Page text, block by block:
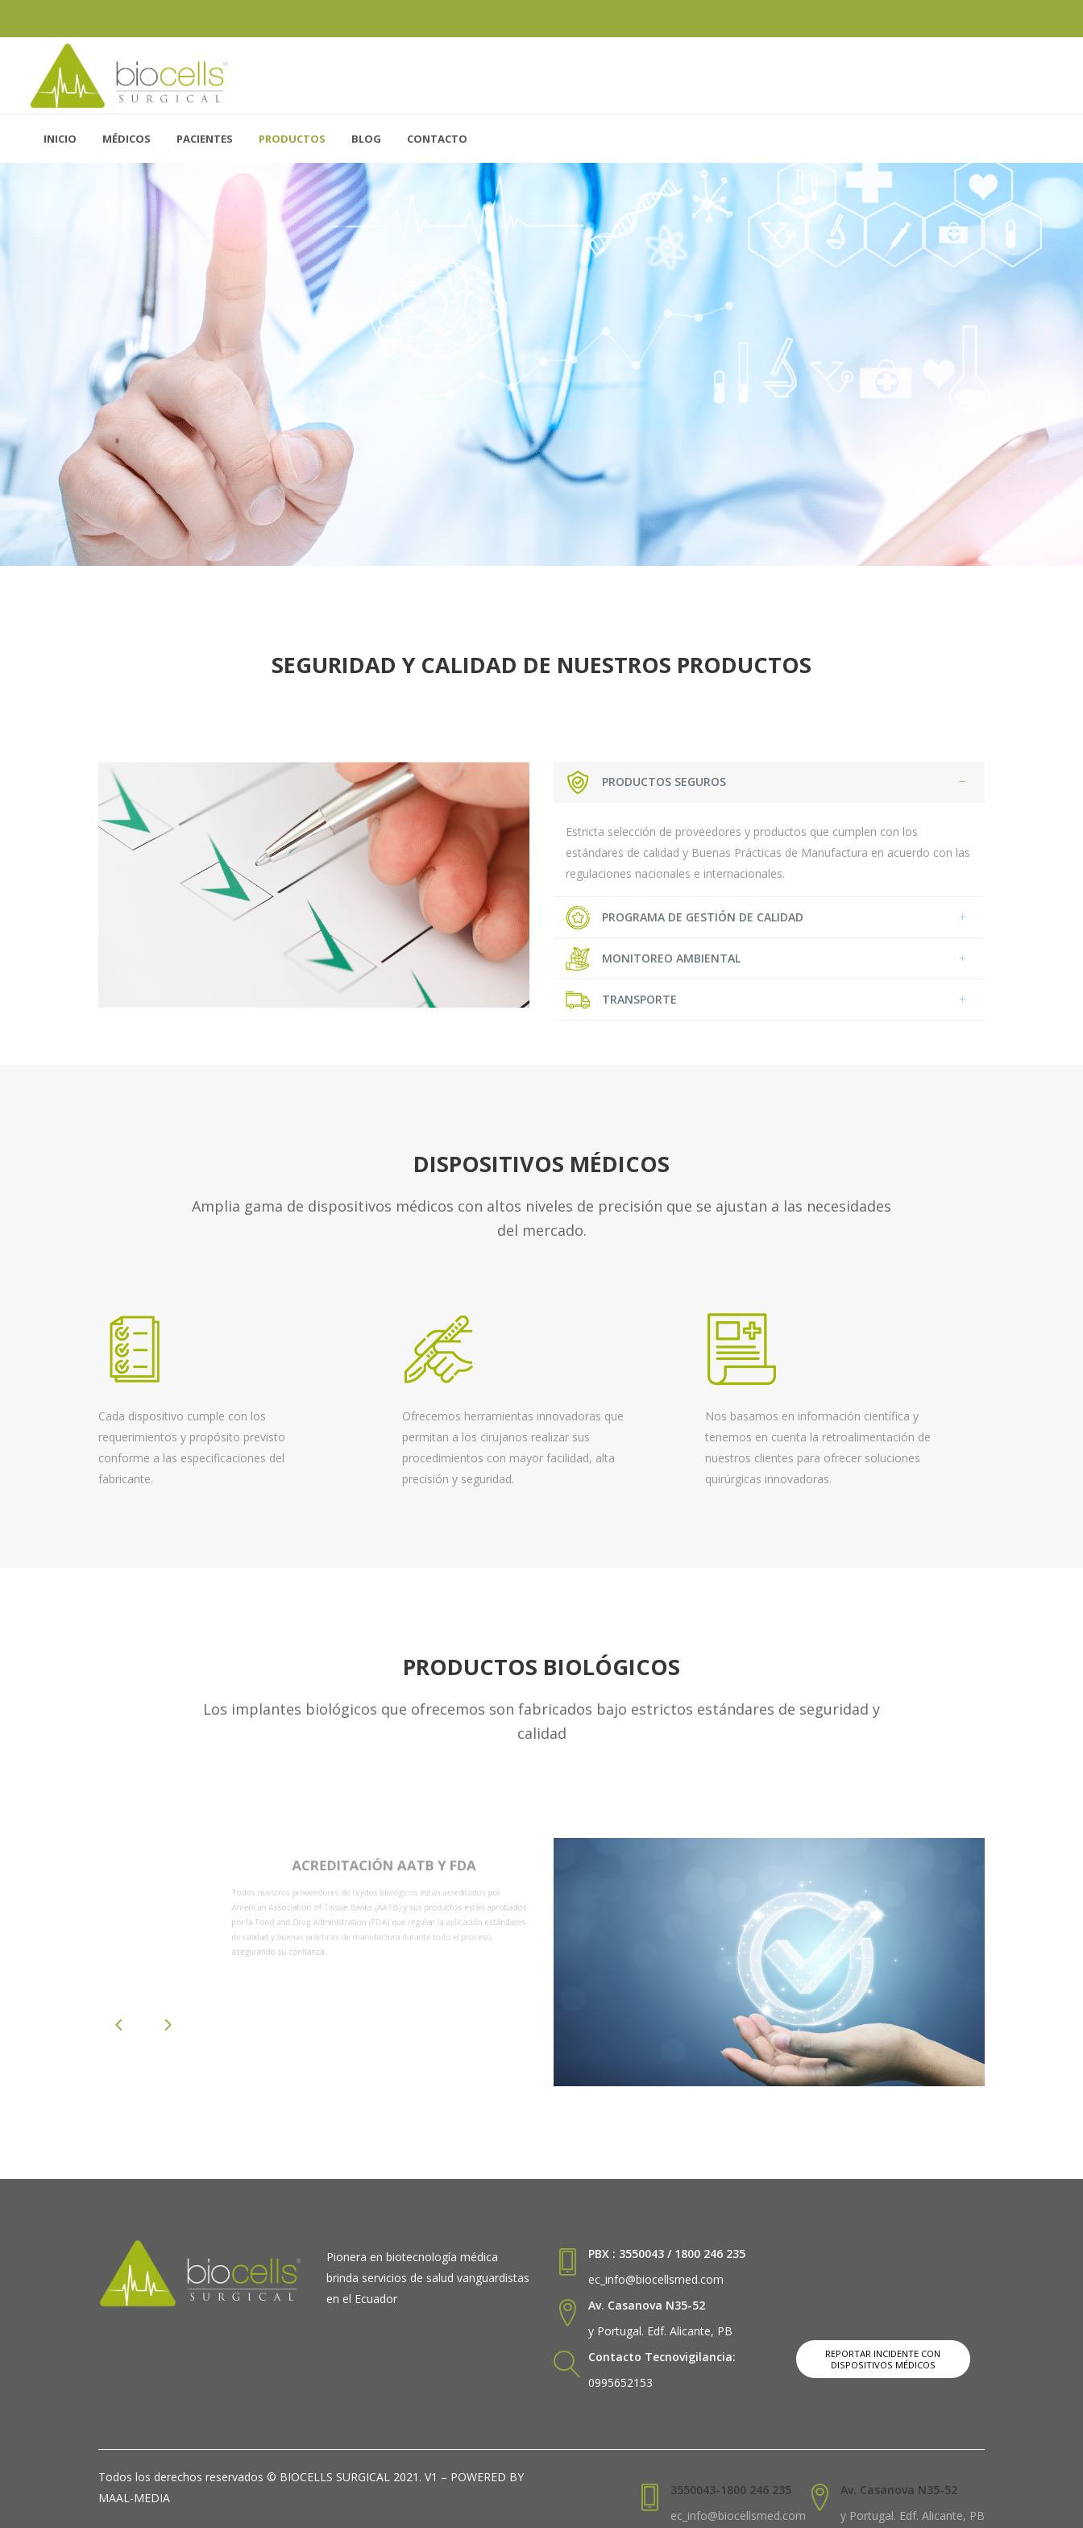
INICIO MÉDICOS PACIENTES PRODUCTOS BLOG CONTACTO
SEGURIDAD Y CALIDAD DE NUESTROS PRODUCTOS
PRODUCTOS SEGUROS
Estricta selección de proveedores y productos que cumplen con los
estándares de calidad y Buenas Prácticas de Manufactura en acuerdo con las
regulaciones nacionales e internacionales.
PROGRAMA DE GESTIÓN DE CALIDAD
MONITOREO AMBIENTAL
TRANSPORTE
DISPOSITIVOS MÉDICOS
Amplia gama de dispositivos médicos con altos niveles de precisión que se ajustan a las necesidades
del mercado.
Cada dispositivo cumple con los
requerimientos y propósito previsto
conforme a las especificaciones del
fabricante.
Ofrecemos herramientas innovadoras que
permitan a los cirujanos realizar sus
procedimientos con mayor facilidad, alta
precisión y seguridad.
Nos basamos en información científica y
tenemos en cuenta la retroalimentación de
nuestros clientes para ofrecer soluciones
quirúrgicas innovadoras.
PRODUCTOS BIOLÓGICOS
Los implantes biológicos que ofrecemos son fabricados bajo estrictos estándares de seguridad y
calidad
American Association of Tissue Banks (AATB) y sus productos están aprobados
por la Food and Drug Administration (FDA) que regulan la aplicación estándares
de calidad y buenas prácticas de manufactura durante todo el proceso,
ACREDITACIÓN INDOT
Estamos acreditados por el INDOT como Establecimiento de Almacenamiento de
Pionera en biotecnología médica
brinda servicios de salud vanguardistas
en el Ecuador
PBX : 3550043 / 1800 246 235
ec_info@biocellsmed.com
Av. Casanova N35-52
y Portugal. Edf. Alicante, PB
Contacto Tecnovigilancia:
0995652153
REPORTAR INCIDENTE CON
DISPOSITIVOS MÉDICOS
Todos los derechos reservados © BIOCELLS SURGICAL 2021. V1 – POWERED BY
MAAL-MEDIA
3550043-1800 246 235
ec_info@biocellsmed.com
Av. Casanova N35-52
y Portugal. Edf. Alicante, PB